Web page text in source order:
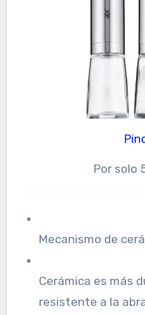
Por solo
Mecanismo de
Cerámica es más
resistente a la